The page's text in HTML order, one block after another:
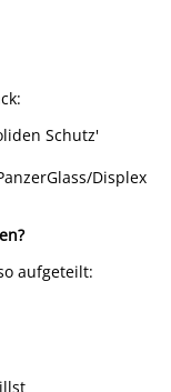
Schutz'
Displex
aufgeteilt: